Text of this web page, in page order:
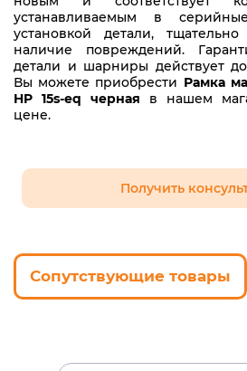
устанавливаемым в
установкой детали,
наличие повреждений.
детали и шарниры действует
Вы можете приобрести Рамка
HP 15s-eq черная в нашем
цене.
Получить
Сопутствующие товары